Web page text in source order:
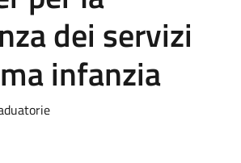
dei servizi
infanzia